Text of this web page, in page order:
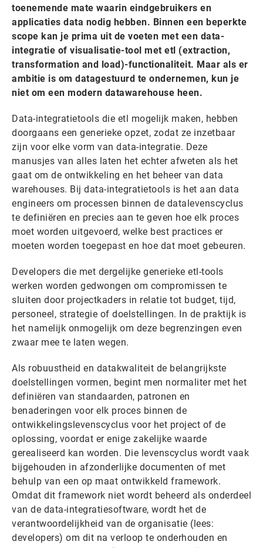
toenemende mate waarin eindgebruikers en
applicaties data nodig hebben. Binnen een beperkte
scope kan je prima uit de voeten met een data-
integratie of visualisatie-tool met etl (extraction,
transformation and load)-functionaliteit. Maar als er
ambitie is om datagestuurd te ondernemen, kun je
niet om een modern datawarehouse heen.
Data-integratietools die etl mogelijk maken, hebben
doorgaans een generieke opzet, zodat ze inzetbaar
zijn voor elke vorm van data-integratie. Deze
manusjes van alles laten het echter afweten als het
gaat om de ontwikkeling en het beheer van data
warehouses. Bij data-integratietools is het aan data
engineers om processen binnen de datalevenscyclus
te definiëren en precies aan te geven hoe elk proces
moet worden uitgevoerd, welke best practices er
moeten worden toegepast en hoe dat moet gebeuren.
Developers die met dergelijke generieke etl-tools
werken worden gedwongen om compromissen te
sluiten door projectkaders in relatie tot budget, tijd,
personeel, strategie of doelstellingen. In de praktijk is
het namelijk onmogelijk om deze begrenzingen even
zwaar mee te laten wegen.
Als robuustheid en datakwaliteit de belangrijkste
doelstellingen vormen, begint men normaliter met het
definiëren van standaarden, patronen en
benaderingen voor elk proces binnen de
ontwikkelingslevenscyclus voor het project of de
oplossing, voordat er enige zakelijke waarde
gerealiseerd kan worden. Die levenscyclus wordt vaak
bijgehouden in afzonderlijke documenten of met
behulp van een op maat ontwikkeld framework.
Omdat dit framework niet wordt beheerd als onderdeel
van de data-integratiesoftware, wordt het de
verantwoordelijkheid van de organisatie (lees:
developers) om dit na verloop te onderhouden en